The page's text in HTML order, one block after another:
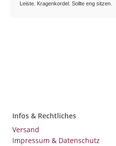
Leiste. Kragenkordel. Sollte eng sitzen.
Infos & Rechtliches
Versand
Impressum & Datenschutz